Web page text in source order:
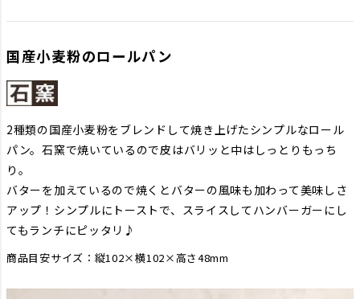
国産小麦粉のロールパン
2種類の国産小麦粉をブレンドして焼き上げたシンプルなロール
パン。石窯で焼いているので皮はバリッと中はしっとりもっち
り。
バターを加えているので焼くとバターの風味も加わって美味しさ
アップ！シンプルにトーストで、スライスしてハンバーガーにし
てもランチにピッタリ♪
商品目安サイズ：縦102×横102×高さ48mm